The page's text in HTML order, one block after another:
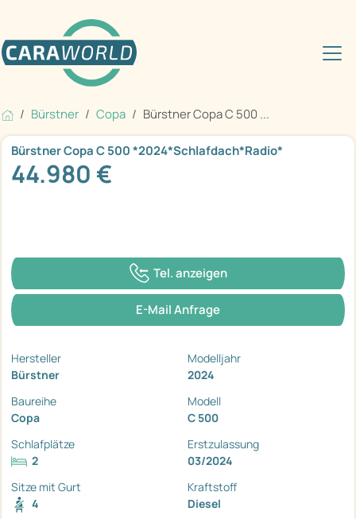
Bürstner Copa Bürstner Copa C 500 ...
Bürstner Copa C 500 *2024*Schlafdach*Radio*
44.980 €
Tel. anzeigen
E-Mail Anfrage
Hersteller
Bürstner
Modelljahr
2024
Baureihe
Copa
Modell
C 500
Schlafplätze
2
Erstzulassung
03/2024
Sitze mit Gurt
4
Kraftstoff
Diesel